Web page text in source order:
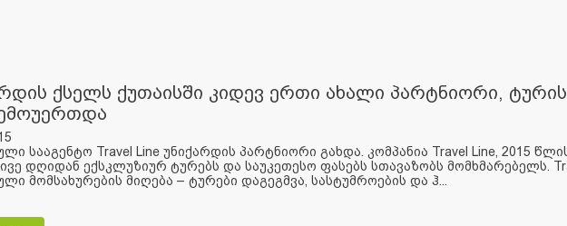
ქსელს ქუთაისში კიდევ ერთი ახალი პარტნიორი,
სააგენტო Travel Line უნიქარდის პარტნიორი გახდა. კომპანია Travel Line, 2015
დღიდან ექსკლუზიურ ტურებს და საუკეთესო ფასებს სთავაზობს მომხმარებელს.
მომსახურების მიღება – ტურები დაგეგმვა, სასტუმროების და ჰ...